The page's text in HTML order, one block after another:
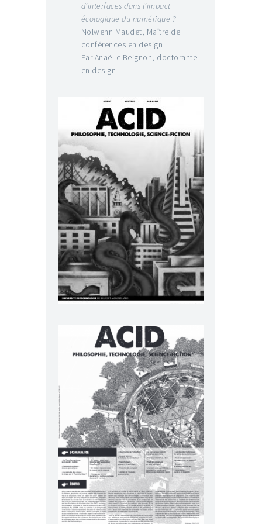
d’interfaces dans l’impact
écologique du numérique ?
Nolwenn Maudet, Maître de
conférences en design
Par Anaëlle Beignon, doctorante
en design